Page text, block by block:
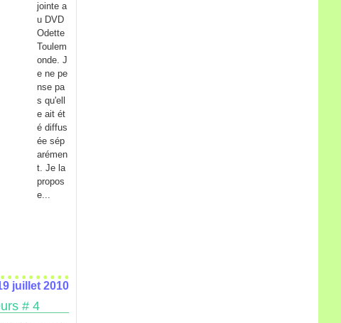
jointe a
u DVD
Odette
Toulem
onde. J
e ne pe
nse pa
s qu'ell
e ait ét
é diffus
ée sép
arémen
t. Je la
propos
e...
juillet 2010
# 4